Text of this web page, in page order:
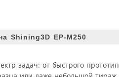
Shining3D EP-M250
задач: от быстрого